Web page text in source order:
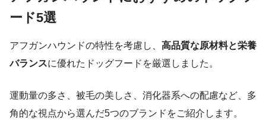
ード5選
アフガンハウンドの特性を考慮し、 高品質な原材料と栄養
バランスに優れたドッグフードを厳選しました。
運動量の多さ、被毛の美しさ、消化器系への配慮など、多
角的な視点から選んだ5つのブランドをご紹介します。